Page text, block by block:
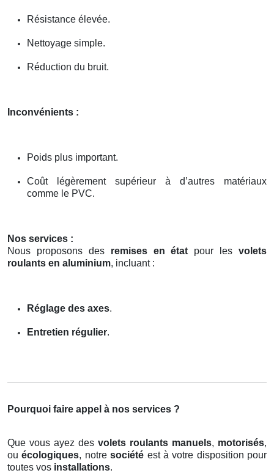
Résistance élevée.
Nettoyage simple.
Réduction du bruit.
Inconvénients :
Poids plus important.
Coût légèrement supérieur à d’autres matériaux
comme le PVC.
Nos services :
Nous proposons des remises en état pour les volets
roulants en aluminium, incluant :
Réglage des axes.
Entretien régulier.
Pourquoi faire appel à nos services ?
Que vous ayez des volets roulants manuels, motorisés,
ouécologiques, notresociété est à votre disposition pour
toutes vos installations.